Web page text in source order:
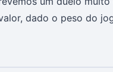
dado o peso do